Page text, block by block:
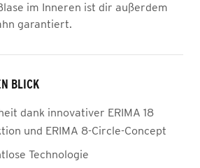
im Inneren ist dir außerdem
garantiert.
BLICK
dank innovativer ERIMA 18
und ERIMA 8-Circle-Concept
Technologie